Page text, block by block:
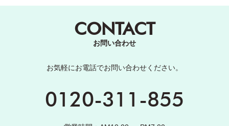
CONTACT
お問い合わせ
お気軽にお電話でお問い合わせください。
0120-311-855